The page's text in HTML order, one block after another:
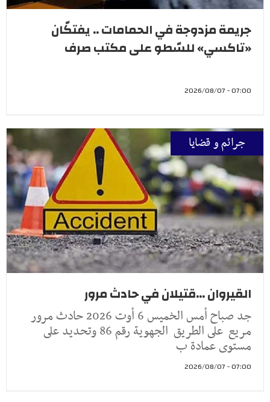
جريمة مزدوجة في الحمامات .. يفتكّان
«تاكسي» للسّطو على مكتب صرف
07:00 - 2026/08/07
جرائم و قضايا
القيروان ...قتيلان في حادث مرور
جد صباح أمس الخميس 6 أوت 2026 حادث مرور
مريع على الطريق الجهوية رقم 86 وتحديد على
مستوى عمادة ب
07:00 - 2026/08/07